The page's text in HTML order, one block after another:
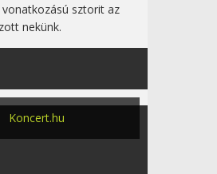
sztorit az
nekünk.
Koncert.hu